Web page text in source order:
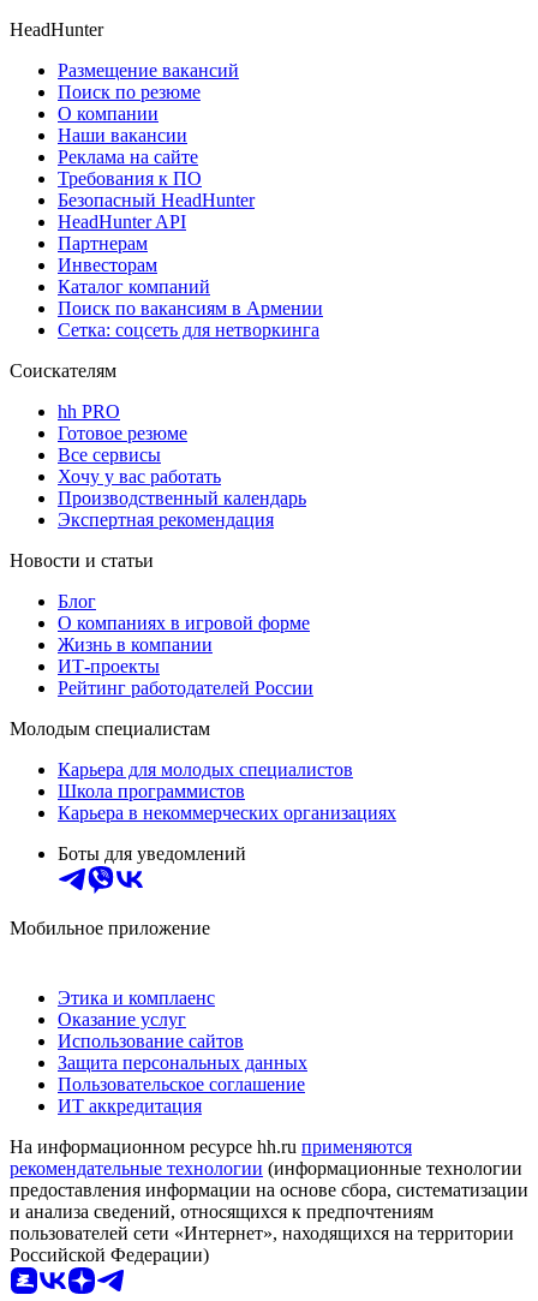
HeadHunter
Размещение вакансий
Поиск по резюме
О компании
Наши вакансии
Реклама на сайте
Требования к ПО
Безопасный HeadHunter
HeadHunter API
Партнерам
Инвесторам
Каталог компаний
Поиск по вакансиям в Армении
Сетка: соцсеть для нетворкинга
Соискателям
hh PRO
Готовое резюме
Все сервисы
Хочу у вас работать
Производственный календарь
Экспертная рекомендация
Новости и статьи
Блог
О компаниях в игровой форме
Жизнь в компании
ИТ-проекты
Рейтинг работодателей России
Молодым специалистам
Карьера для молодых специалистов
Школа программистов
Карьера в некоммерческих организациях
Боты для уведомлений
Мобильное приложение
Этика и комплаенс
Оказание услуг
Использование сайтов
Защита персональных данных
Пользовательское соглашение
ИТ аккредитация
На информационном ресурсе hh.ru применяются
рекомендательные технологии (информационные технологии
предоставления информации на основе сбора, систематизации
и анализа сведений, относящихся к предпочтениям
пользователей сети «Интернет», находящихся на территории
Российской Федерации)